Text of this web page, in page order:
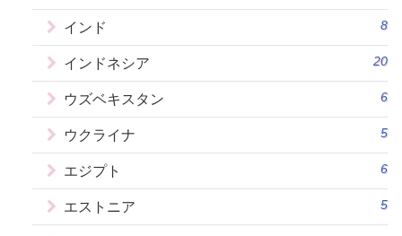
インド 8
インドネシア 20
ウズベキスタン 6
ウクライナ 5
エジプト 6
エストニア 5